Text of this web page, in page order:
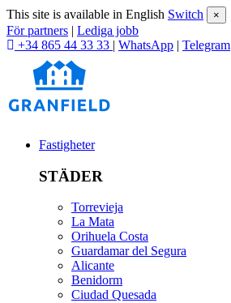
This site is available in English Switch ×
För partners | Lediga jobb
+34 865 44 33 33 | WhatsApp | Telegram
Fastigheter
STÄDER
Torrevieja
La Mata
Orihuela Costa
Guardamar del Segura
Alicante
Benidorm
Ciudad Quesada